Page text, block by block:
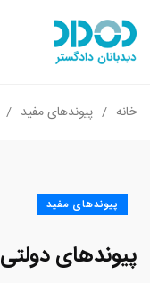
خانه پیوندهای مفید
پیوندهای مفید
پیوندهای دولتی